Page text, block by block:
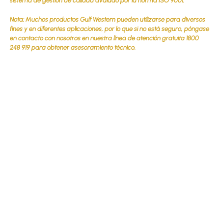
Nota: Muchos productos Gulf Western pueden utilizarse para diversos
fines y en diferentes aplicaciones, por lo que si no está seguro, póngase
en contacto con nosotros en nuestra línea de atención gratuita 1800
248 919 para obtener asesoramiento técnico.